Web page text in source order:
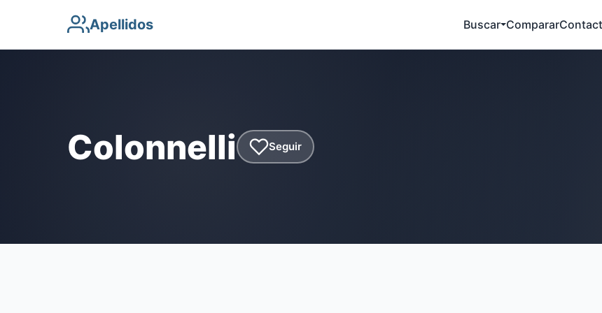
Apellidos Buscar Comparar
Colonnelli Seguir